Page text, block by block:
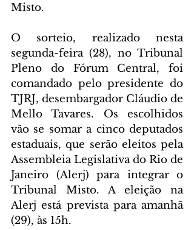
Misto.
O sorteio, realizado nesta
segunda-feira (28), no Tribunal
Pleno do Fórum Central, foi
comandado pelo presidente do
TJRJ, desembargador Cláudio de
Mello Tavares. Os escolhidos
vão se somar a cinco deputados
estaduais, que serão eleitos pela
Assembleia Legislativa do Rio de
Janeiro (Alerj) para integrar o
Tribunal Misto. A eleição na
Alerj está prevista para amanhã
(29), às 15h.